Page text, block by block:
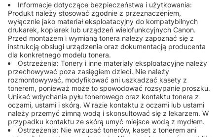
Informacje dotyczące bezpieczeństwa i użytkowania:
Produkt należy stosować zgodnie z przeznaczeniem,
wyłącznie jako materiał eksploatacyjny do kompatybilnych
drukarek, kopiarek lub urządzeń wielofunkcyjnych Canon.
Przed montażem i wymianą tonera należy zapoznać się z
instrukcją obsługi urządzenia oraz dokumentacją producenta
dla konkretnego modelu tonera.
Ostrzeżenia: Tonery i inne materiały eksploatacyjne należy
przechowywać poza zasięgiem dzieci. Nie należy
rozmontowywać, modyfikować ani uszkadzać kasety z
tonerem, ponieważ może to spowodować rozsypanie proszku.
Unikać wdychania pyłu tonerowego oraz kontaktu tonera z
oczami, ustami i skórą. W razie kontaktu z oczami lub ustami
należy przemyć zimną wodą i skonsultować się z lekarzem. W
przypadku kontaktu ze skórą umyć miejsce wodą z mydłem.
Ostrzeżenia: Nie wrzucać tonerów, kaset z tonerem ani